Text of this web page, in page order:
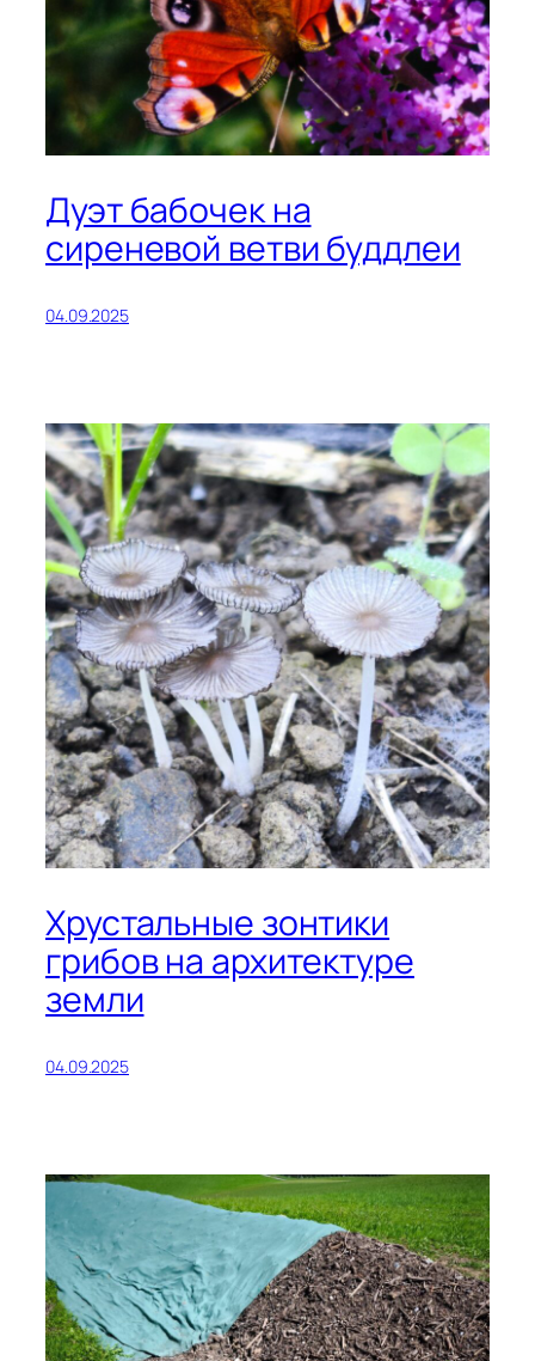
Дуэт бабочек на
сиреневой ветви буддлеи
04.09.2025
Хрустальные зонтики
грибов на архитектуре
земли
04.09.2025